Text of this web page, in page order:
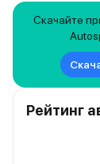
Скачайте
Рейтинг